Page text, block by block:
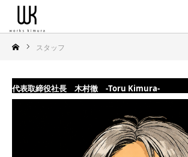
スタッフ
代表取締役社長 木村徹 -Toru Kimura-